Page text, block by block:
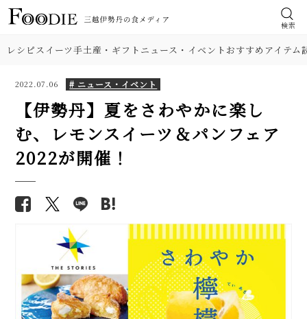
検索
レシピスイーツ手土産・ギフト ニュース・イベントおすすめアイテム
2022.07.06 # ニュース・イベント
【伊勢丹】夏をさわやかに楽し
む、レモンスイーツ＆パンフェア
2022が開催！